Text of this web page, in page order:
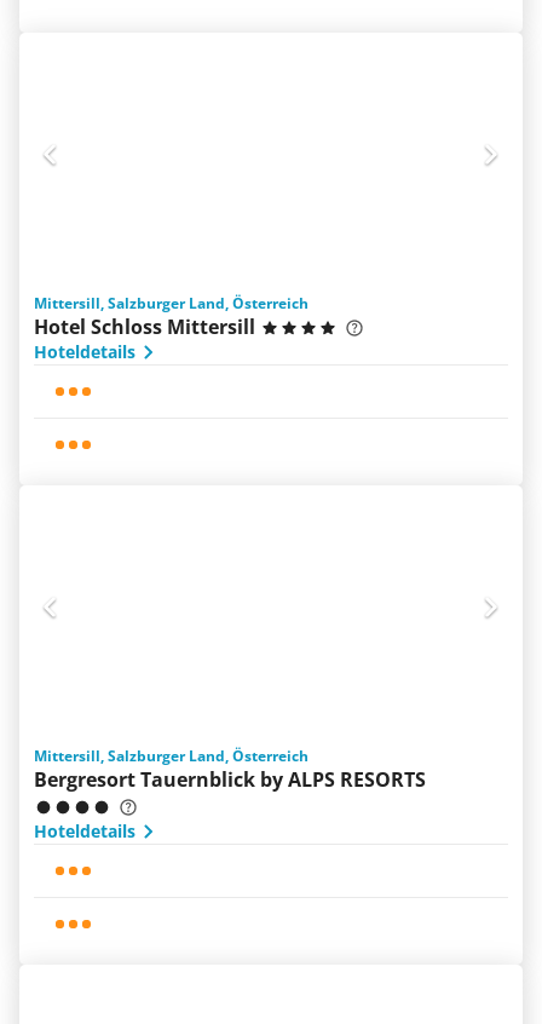
Mittersill, Salzburger Land, Österreich
Hotel Schloss Mittersill
Hoteldetails
Mittersill, Salzburger Land, Österreich
Bergresort Tauernblick by ALPS RESORTS
Hoteldetails